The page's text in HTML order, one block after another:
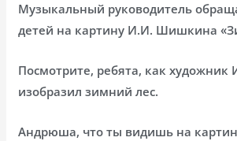
Музыкальный руководитель
детей на картину И.И. Шишкина
Посмотрите, ребята, как
изобразил зимний лес.
Андрюша, что ты видишь на